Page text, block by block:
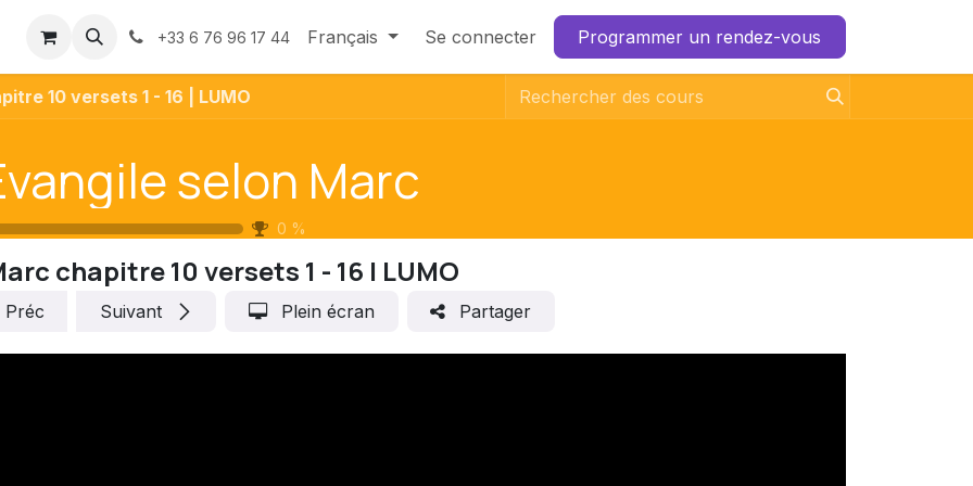
Contactez-nous+33 6 76 96 17 44 Français Se connecter Programmer un rendez-vous
10 versets 1 - 16 | LUMO
selon Marc
0 %
chapitre 10 versets 1 - 16 | LUMO
Préc Suivant Plein écran Partager